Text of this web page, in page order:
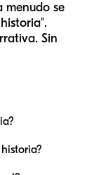
menudo se
Sin